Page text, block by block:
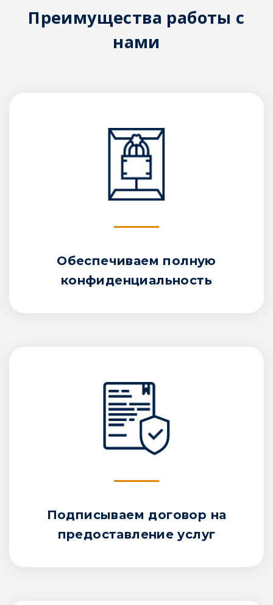
Преимущества работы с
нами
Обеспечиваем полную
конфиденциальность
Подписываем договор на
предоставление услуг